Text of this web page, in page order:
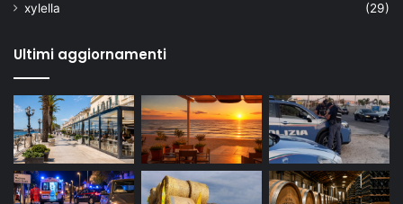
xylella
(29)
Ultimi aggiornamenti